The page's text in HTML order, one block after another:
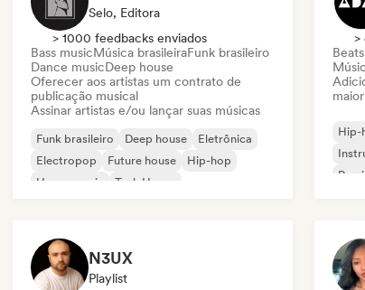
Selo, Editora
> 1000 feedbacks enviados
Bass musicMúsica brasileiraFunk brasileiro
Dance musicDeep house
Oferecer aos artistas um contrato de
publicação musical
Assinar artistas e/ou lançar suas músicas
Funk brasileiro Deep house
Eletrônica
Electropop
Future house
Hip-hop
House music
Tech House
>
Hip-
Rap
N3UX
Playlist